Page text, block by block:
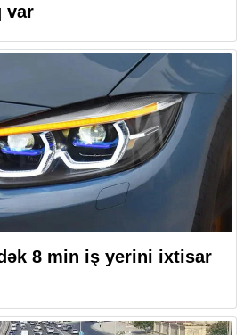
var
8 min iş yerini ixtisar